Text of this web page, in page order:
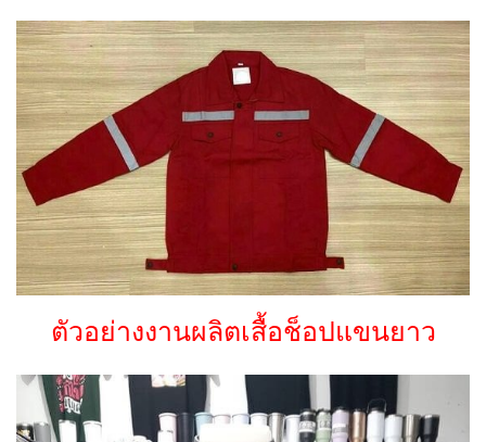
ตัวอย่างงานผลิตเสื้อช็อปแขนยาว